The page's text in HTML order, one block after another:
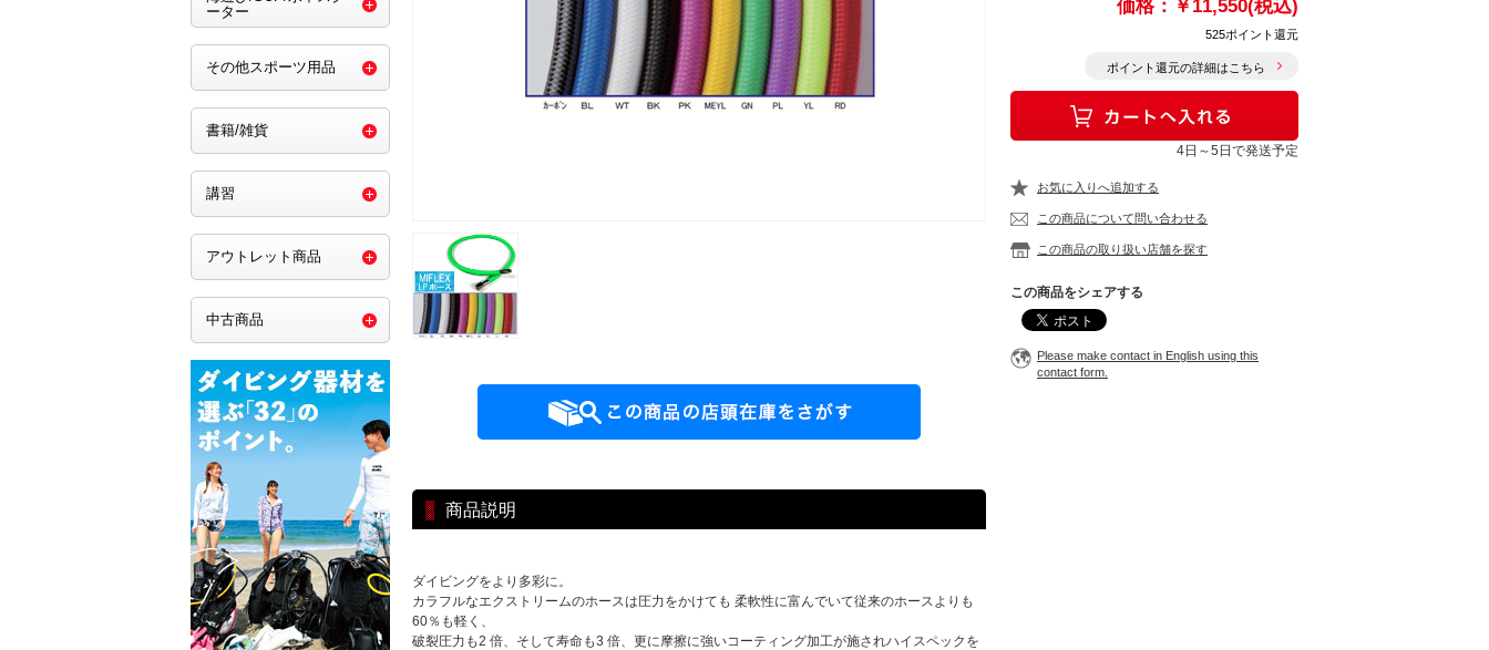
商品説明
ダイビングをより多彩に。
カラフルなエクストリームのホースは圧力をかけても 柔軟性に富んでいて従来のホースよりも
60％も軽く、
破裂圧力も2 倍、そして寿命も3 倍、更に摩擦に強いコーティング加工が施されハイスペックを
価格： ￥11,550(税込)
525ポイント還元
ポイント還元の詳細はこちら
4日～5日で発送予定
お気に入りへ追加する
この商品について問い合わせる
この商品の取り扱い店舗を探す
この商品をシェアする
Please make contact in English using this
contact form.
ーター
その他スポーツ用品
書籍/雑貨
講習
アウトレット商品
中古商品